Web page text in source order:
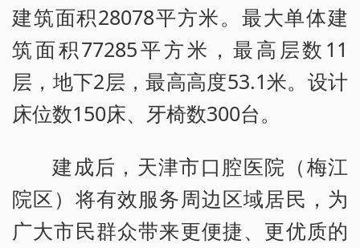
建筑面积28078平方米。最大单体建
筑面积77285平方米，最高层数11
层，地下2层，最高高度53.1米。设计
床位数150床、牙椅数300台。
建成后，天津市口腔医院（梅江
院区）将有效服务周边区域居民，为
广大市民群众带来更便捷、更优质的